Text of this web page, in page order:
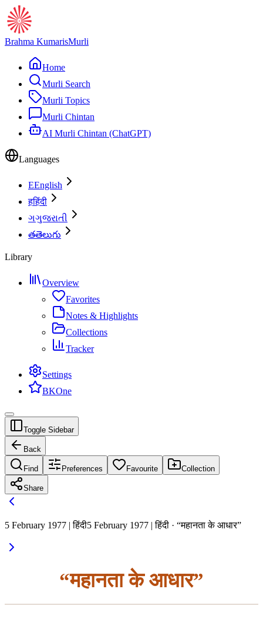
Brahma KumarisMurli
Home
Murli Search
Murli Topics
Murli Chintan
AI Murli Chintan (ChatGPT)
Languages
EEnglish
हहिंदी
ગગુજરાતી
తతెలుగు
Library
Overview
Favorites
Notes & Highlights
Collections
Tracker
Settings
BKOne
Toggle Sidebar
Back
Find Preferences Favourite Collection
Share
5 February 1977 | हिंदी5 February 1977 | हिंदी · “महानता के आधार”
“महानता के आधार”